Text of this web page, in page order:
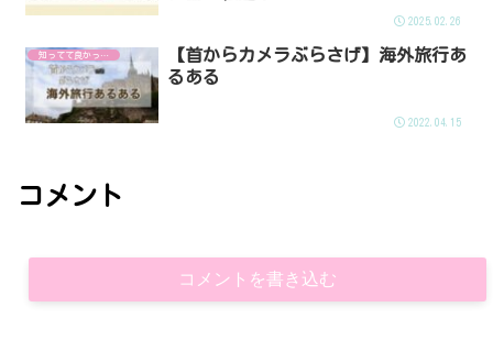
2025.02.26
知ってて良かった！
【首からカメラぶらさげ】海外旅行あ
るある
2022.04.15
コメント
コメントを書き込む